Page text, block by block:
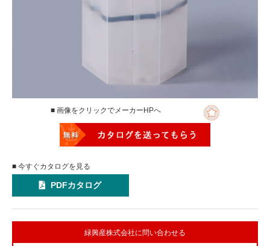
■ 画像をクリックでメーカーHPへ
■ 今すぐカタログを見る
PDFカタログ
緑興産株式会社に問い合わせる